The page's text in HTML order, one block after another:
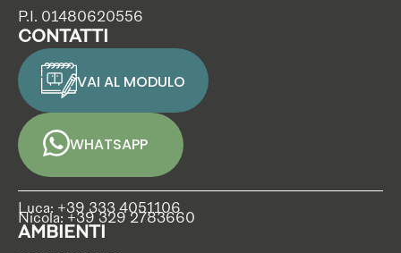
P.I. 01480620556
CONTATTI
VAI AL MODULO
WHATSAPP
Luca: +39 333 4051106
Nicola: +39 329 2783660
AMBIENTI